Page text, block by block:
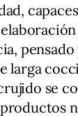
larga
se